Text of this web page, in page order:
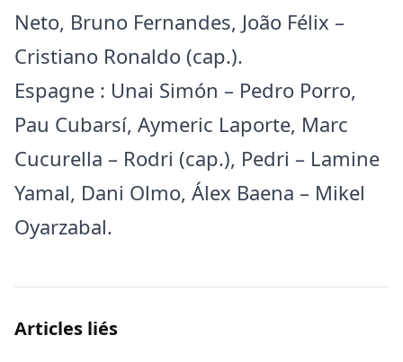
Neto, Bruno Fernandes, João Félix –
Cristiano Ronaldo (cap.).
Espagne : Unai Simón – Pedro Porro,
Pau Cubarsí, Aymeric Laporte, Marc
Cucurella – Rodri (cap.), Pedri – Lamine
Yamal, Dani Olmo, Álex Baena – Mikel
Oyarzabal.
Articles liés